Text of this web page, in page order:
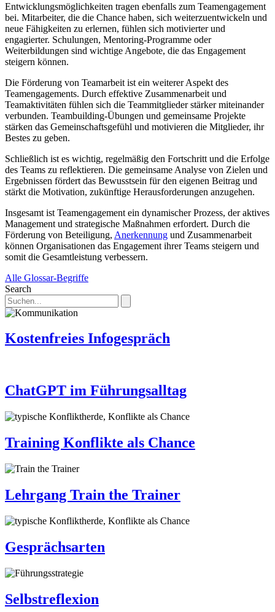
Entwicklungsmöglichkeiten tragen ebenfalls zum Teamengagement
bei. Mitarbeiter, die die Chance haben, sich weiterzuentwickeln und
neue Fähigkeiten zu erlernen, fühlen sich motivierter und
engagierter. Schulungen, Mentoring-Programme oder
Weiterbildungen sind wichtige Angebote, die das Engagement
steigern können.
Die Förderung von Teamarbeit ist ein weiterer Aspekt des
Teamengagements. Durch effektive Zusammenarbeit und
Teamaktivitäten fühlen sich die Teammitglieder stärker miteinander
verbunden. Teambuilding-Übungen und gemeinsame Projekte
stärken das Gemeinschaftsgefühl und motivieren die Mitglieder, ihr
Bestes zu geben.
Schließlich ist es wichtig, regelmäßig den Fortschritt und die Erfolge
des Teams zu reflektieren. Die gemeinsame Analyse von Zielen und
Ergebnissen fördert das Bewusstsein für den eigenen Beitrag und
stärkt die Motivation, zukünftige Herausforderungen anzugehen.
Insgesamt ist Teamengagement ein dynamischer Prozess, der aktives
Management und strategische Maßnahmen erfordert. Durch die
Förderung von Beteiligung, Anerkennung und Zusammenarbeit
können Organisationen das Engagement ihrer Teams steigern und
somit die Gesamtleistung verbessern.
Alle Glossar-Begriffe
Search
Kostenfreies Infogespräch
ChatGPT im Führungsalltag
Training Konflikte als Chance
Lehrgang Train the Trainer
Gesprächsarten
Selbstreflexion